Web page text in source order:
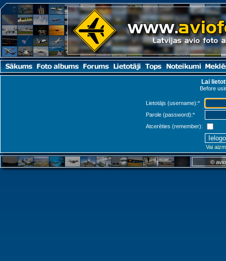
Lai
Before
Lietotājs (username):*
Parole (password):*
Atcerēties (remember):
Vai
©